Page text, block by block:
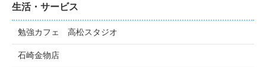
生活・サービス
勉強カフェ 高松スタジオ
石崎金物店